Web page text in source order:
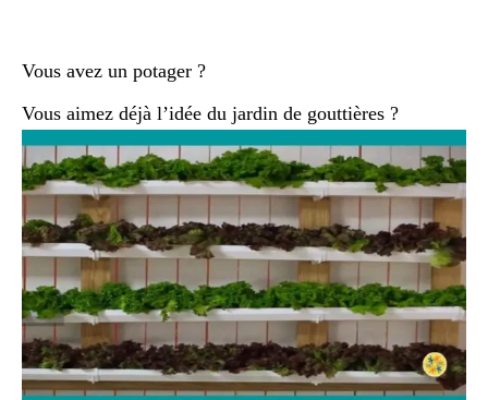
Vous avez un potager ?
Vous aimez déjà l’idée du jardin de gouttières ?